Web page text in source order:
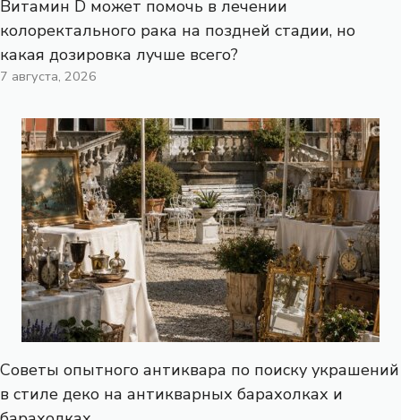
Витамин D может помочь в лечении
колоректального рака на поздней стадии, но
какая дозировка лучше всего?
7 августа, 2026
Советы опытного антиквара по поиску украшений
в стиле деко на антикварных барахолках и